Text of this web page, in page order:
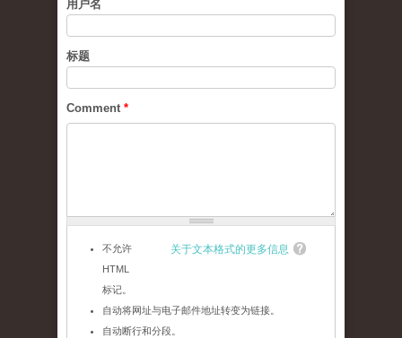
用户名
标题
Comment *
关于文本格式的更多信息
不允许
HTML
标记。
自动将网址与电子邮件地址转变为链接。
自动断行和分段。